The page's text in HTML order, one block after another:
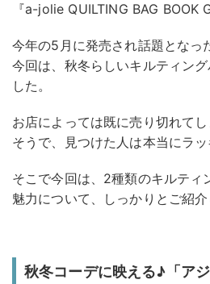
『a-jolie QUILTING BAG BOOK
今年の5月に発売され話題となっ
今回は、秋冬らしいキルティン
した。
お店によっては既に売り切れて
そうで、見つけた人は本当にラ
そこで今回は、2種類のキルティ
魅力について、しっかりとご紹
秋冬コーデに映える♪「ア